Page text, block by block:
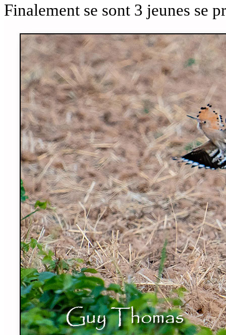
Finalement se sont 3 jeunes se